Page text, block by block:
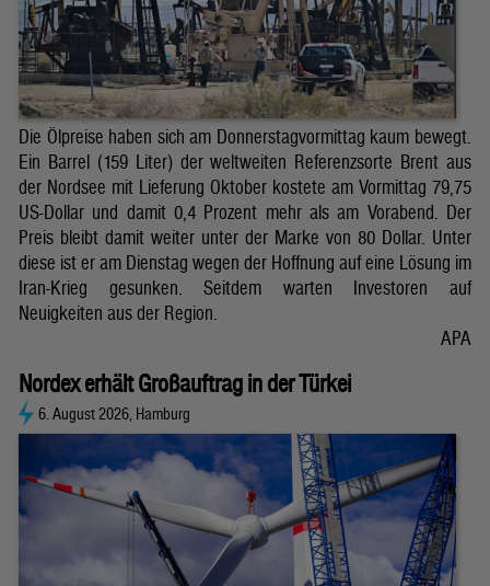
Die Ölpreise haben sich am Donnerstagvormittag kaum bewegt.
Ein Barrel (159 Liter) der weltweiten Referenzsorte Brent aus
der Nordsee mit Lieferung Oktober kostete am Vormittag 79,75
US-Dollar und damit 0,4 Prozent mehr als am Vorabend. Der
Preis bleibt damit weiter unter der Marke von 80 Dollar. Unter
diese ist er am Dienstag wegen der Hoffnung auf eine Lösung im
Iran-Krieg gesunken. Seitdem warten Investoren auf
Neuigkeiten aus der Region.
APA
Nordex erhält Großauftrag in der Türkei
6. August 2026, Hamburg